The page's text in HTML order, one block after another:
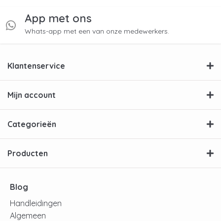
App met ons
Whats-app met een van onze medewerkers.
Klantenservice
Mijn account
Categorieën
Producten
Blog
Handleidingen
Algemeen